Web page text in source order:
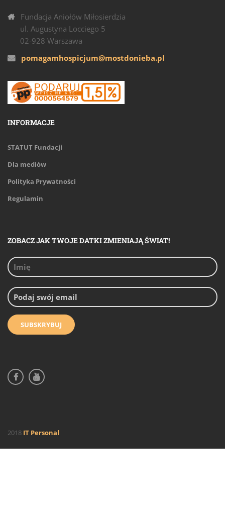
Fundacja Aniołów Miłosierdzia
ul. Augustyna Locciego 5
02-928 Warszawa
pomagamhospicjum@mostdonieba.pl
INFORMACJE
STATUT Fundacji
Dla mediów
Polityka Prywatności
Regulamin
ZOBACZ JAK TWOJE DATKI ZMIENIAJĄ ŚWIAT!
2018 IT Personal